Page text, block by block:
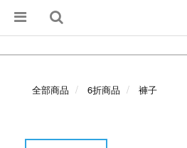
全部商品 6折商品 褲子